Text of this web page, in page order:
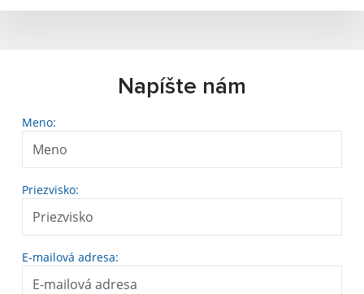
Napíšte nám
Meno:
Priezvisko:
E-mailová adresa: